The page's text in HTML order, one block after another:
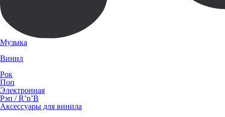
Музыка
Винил
Рок
Поп
Электронная
Рэп / R’n’B
Аксессуары для винила